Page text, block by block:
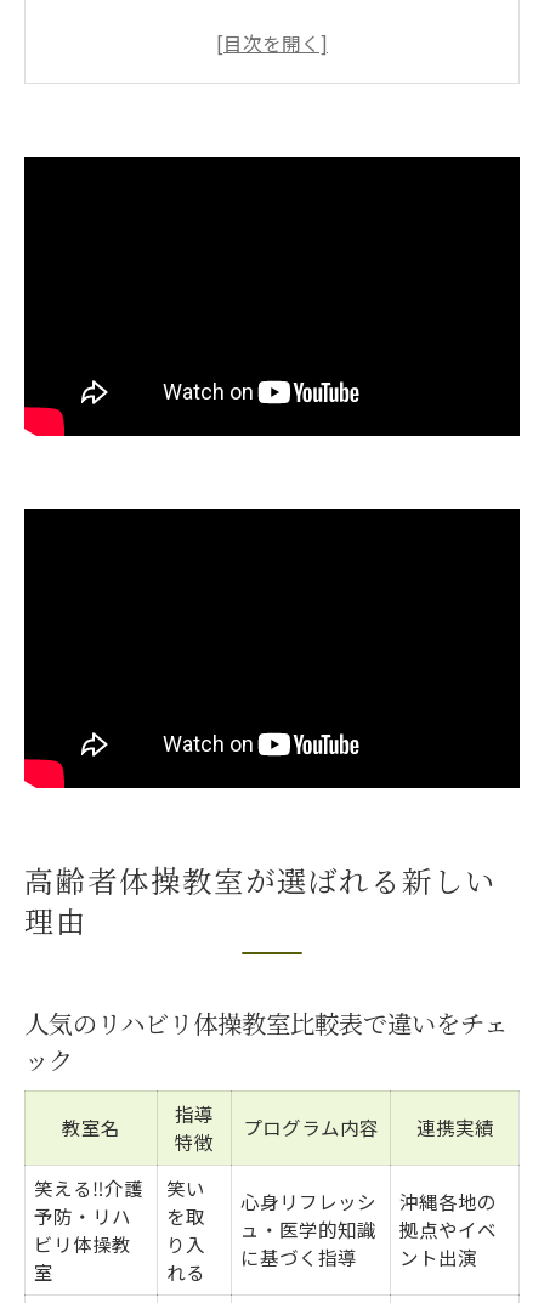
の、 「介護予防の話し」
参加者が語る体操教室のリアルな感想
教室で広がる笑顔と交流の効果一覧
笑える介護予防体操が人気の理由を深掘り
楽しく続けるための体操アイデア集
室内運動でフレイル予防を続ける秘訣
フレイル予防に最適な運動習慣の作り方
人気の椅子体操で無理なく続ける方法
🌸高齢者向け教室で実践される工夫とは
運動初心者も安心して始められる体操法
初めてでも安心のリハビリ体操教室一覧
初心者に優しい体操の選び方を解説
高齢者体操教室が選ばれる新しい
理由
人気のリハビリ体操教室比較表で違いをチェ
ック
教室名
指導
特徴
プログラム内容 連携実績
笑える‼️介護
予防・リハ
ビリ体操教
室
笑い
を取
り入
れる
心身リフレッシ
ュ・医学的知識
に基づく指導
沖縄各地の
拠点やイベ
ント出演